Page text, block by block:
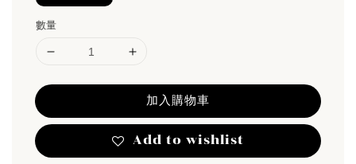
數量
加入購物車
Add to wishlist